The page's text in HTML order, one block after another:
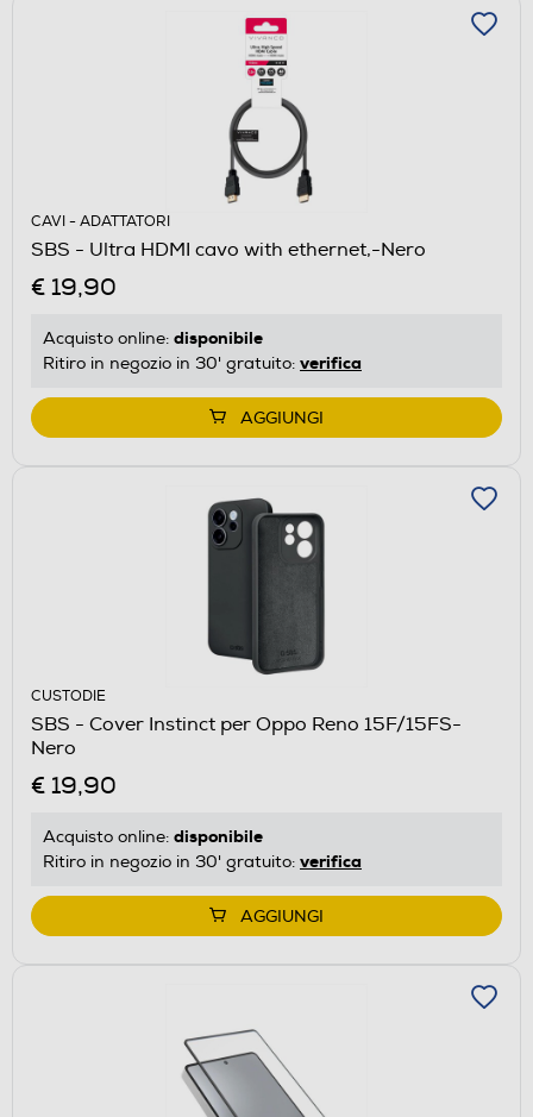
CAVI - ADATTATORI
SBS - Ultra HDMI cavo with ethernet,-Nero
€ 19,90
Acquisto online: disponibile
Ritiro in negozio in 30' gratuito: verifica
AGGIUNGI
CUSTODIE
SBS - Cover Instinct per Oppo Reno 15F/15FS-
Nero
€ 19,90
Acquisto online: disponibile
Ritiro in negozio in 30' gratuito: verifica
AGGIUNGI